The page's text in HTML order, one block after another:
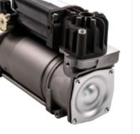
поверненнятовару
та оплата
Інжиніринг
Легкові авто
Вантажні авто
Про нас
Контакти